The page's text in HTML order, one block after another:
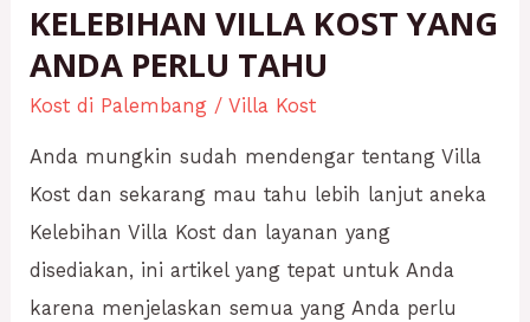
KELEBIHAN VILLA KOST YANG
ANDA PERLU TAHU
Kost di Palembang /Villa Kost
Anda mungkin sudah mendengar tentang Villa
Kost dan sekarang mau tahu lebih lanjut aneka
Kelebihan Villa Kost dan layanan yang
disediakan, ini artikel yang tepat untuk Anda
karena menjelaskan semua yang Anda perlu